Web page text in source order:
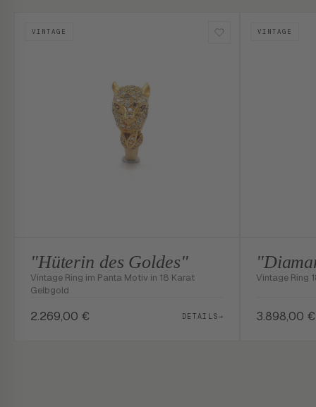
VINTAGE
"Hüterin des Goldes"
Vintage Ring im Panta Motiv in 18 Karat
Gelbgold
2.269,00 € DETAILS→
VINTAGE
Vintage Ring
3.898,00 €